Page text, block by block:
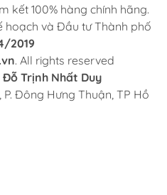
kết 100% hàng chính hãng.
hoạch và Đầu tư Thành phố
2019
. All rights reserved
Đỗ Trịnh Nhất Duy
Đông Hưng Thuận, TP Hồ